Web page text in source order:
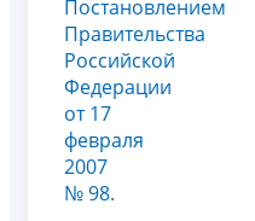
Постановлением
Правительства
Российской
Федерации
от 17
февраля
2007
№ 98.